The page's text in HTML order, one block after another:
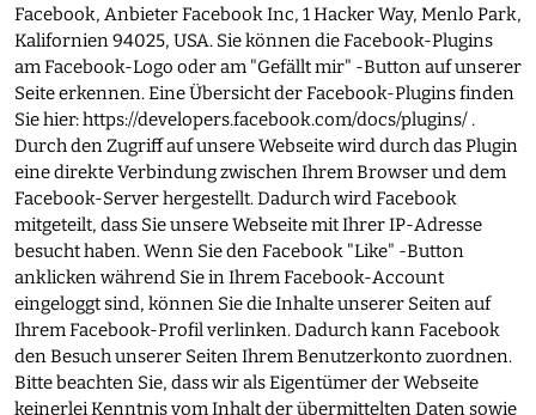
Facebook, Anbieter Facebook Inc, 1 Hacker Way, Menlo Park,
Kalifornien 94025, USA. Sie können die Facebook-Plugins
am Facebook-Logo oder am "Gefällt mir" -Button auf unserer
Seite erkennen. Eine Übersicht der Facebook-Plugins finden
Sie hier:https://developers.facebook.com/docs/plugins/.
Durch den Zugriff auf unsere Webseite wird durch das Plugin
eine direkte Verbindung zwischen Ihrem Browser und dem
Facebook-Server hergestellt. Dadurch wird Facebook
mitgeteilt, dass Sie unsere Webseite mit Ihrer IP-Adresse
besucht haben. Wenn Sie den Facebook "Like" -Button
anklicken während Sie in Ihrem Facebook-Account
eingeloggt sind, können Sie die Inhalte unserer Seiten auf
Ihrem Facebook-Profil verlinken. Dadurch kann Facebook
den Besuch unserer Seiten Ihrem Benutzerkonto zuordnen.
Bitte beachten Sie, dass wir als Eigentümer der Webseite
keinerlei Kenntnis vom Inhalt der übermittelten Daten sowie